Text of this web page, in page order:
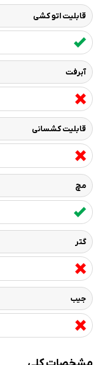
قابلیت اتو کشی
آبرفت
قابلیت کشسانی
مچ
گتر
جیب